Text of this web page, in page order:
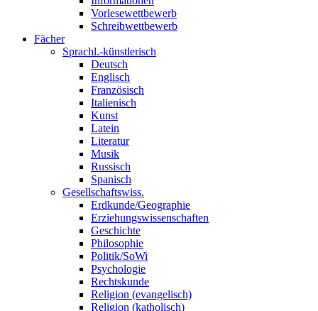
Vorlesewettbewerb
Schreibwettbewerb
Fächer
Sprachl.-künstlerisch
Deutsch
Englisch
Französisch
Italienisch
Kunst
Latein
Literatur
Musik
Russisch
Spanisch
Gesellschaftswiss.
Erdkunde/Geographie
Erziehungswissenschaften
Geschichte
Philosophie
Politik/SoWi
Psychologie
Rechtskunde
Religion (evangelisch)
Religion (katholisch)